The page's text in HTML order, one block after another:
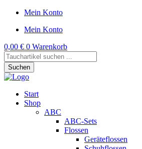
Mein Konto
Mein Konto
0,00 € 0 Warenkorb
Products
search
Suchen
Start
Shop
ABC
ABC-Sets
Flossen
Geräteflossen